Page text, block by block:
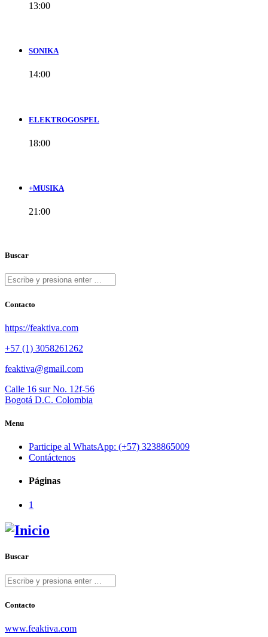
13:00
SONIKA
14:00
ELEKTROGOSPEL
18:00
+MUSIKA
21:00
Buscar
Contacto
https://feaktiva.com
+57 (1) 3058261262
feaktiva@gmail.com
Calle 16 sur No. 12f-56
Bogotá D.C. Colombia
Menu
Participe al WhatsApp: (+57) 3238865009
Contáctenos
Páginas
1
Buscar
Contacto
www.feaktiva.com